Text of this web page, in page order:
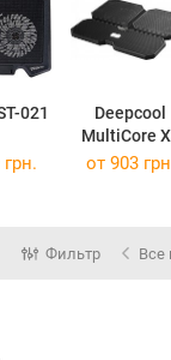
021
Deepcool
MultiCore
от 903
Фильтр Все